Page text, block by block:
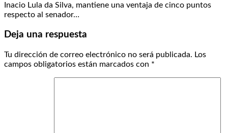
Inacio Lula da Silva, mantiene una ventaja de cinco puntos
respecto al senador…
Deja una respuesta
Tu dirección de correo electrónico no será publicada. Los
campos obligatorios están marcados con *